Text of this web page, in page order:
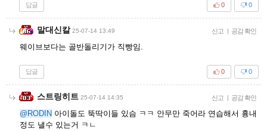
답글 0
0
말대신칼 25-07-14 13:49 신고 | 공감 확인
웨이브보다는 골반돌리기가 직빵임.
답글 0
0
스트링히트 25-07-14 14:35 신고 | 공감 확인
@RODIN 아이돌도 뚝딱이들 있슴 ㅋㅋ 안무만 죽어라 연습해서 흉내
정도 낼수 있는거 ㅋㄴ